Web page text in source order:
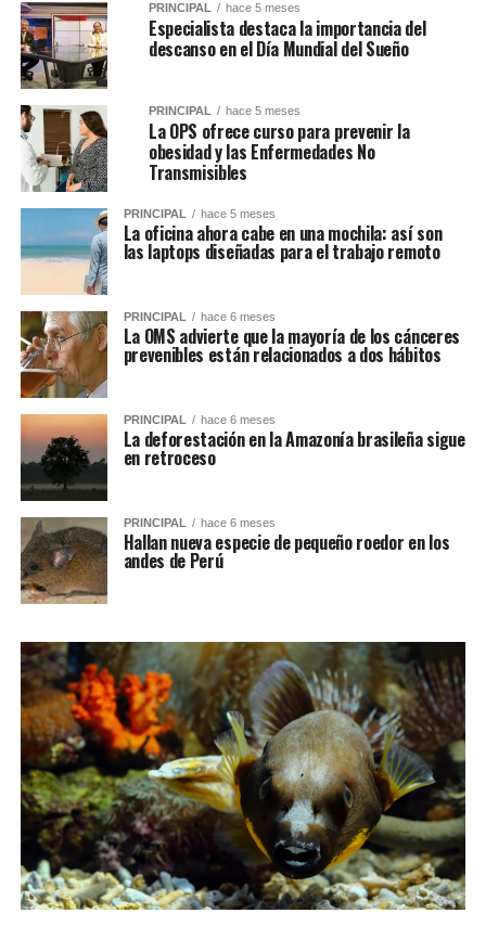
PRINCIPAL hace 5 meses
Especialista destaca la importancia del
descanso en el Día Mundial del Sueño
PRINCIPAL hace 5 meses
La OPS ofrece curso para prevenir la
obesidad y las Enfermedades No
Transmisibles
PRINCIPAL hace 5 meses
La oficina ahora cabe en una mochila: así son
las laptops diseñadas para el trabajo remoto
PRINCIPAL hace 6 meses
La OMS advierte que la mayoría de los cánceres
prevenibles están relacionados a dos hábitos
PRINCIPAL hace 6 meses
La deforestación en la Amazonía brasileña sigue
en retroceso
PRINCIPAL hace 6 meses
Hallan nueva especie de pequeño roedor en los
andes de Perú